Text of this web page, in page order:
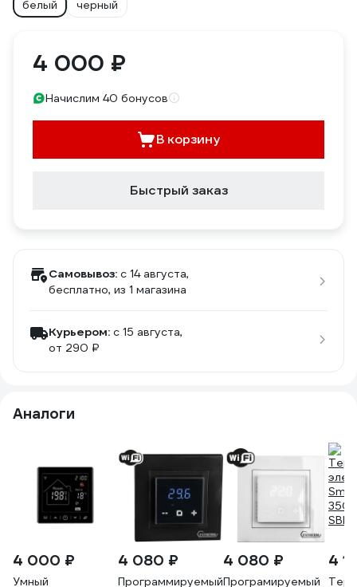
белый
черный
4 000 ₽
Начислим 40 бонусов
В корзину
Быстрый заказ
Самовывоз: c 14 августа,
бесплатно, из 1 магазина
Курьером: c 15 августа,
от 290 ₽
Аналоги
4 000 ₽
Умный
4 080 ₽
Программируемый
4 080 ₽
Програмируемый
4